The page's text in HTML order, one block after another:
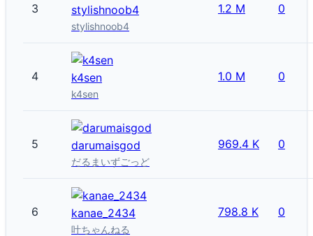
3 stylishnoob4
stylishnoob4
1.2 M 0
4 k4sen
k4sen
1.0 M 0
5 darumaisgod
だるまいずごっど
969.4 K 0
6 kanae_2434
叶ちゃんねる
798.8 K 0